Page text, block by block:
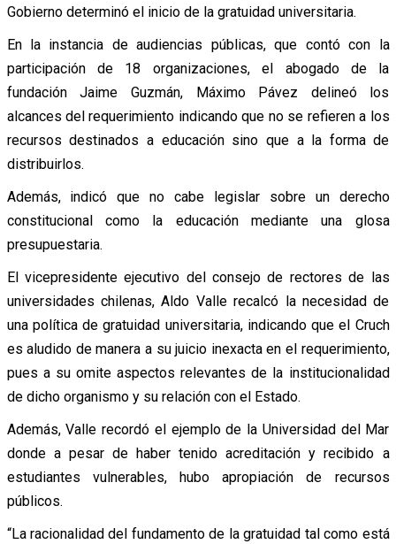
Gobierno determinó el inicio de la gratuidad universitaria.
En la instancia de audiencias públicas, que contó con la
participación de 18 organizaciones, el abogado de la
fundación Jaime Guzmán, Máximo Pávez delineó los
alcances del requerimiento indicando que no se refieren a los
recursos destinados a educación sino que a la forma de
distribuirlos.
Además, indicó que no cabe legislar sobre un derecho
constitucional como la educación mediante una glosa
presupuestaria.
El vicepresidente ejecutivo del consejo de rectores de las
universidades chilenas, Aldo Valle recalcó la necesidad de
una política de gratuidad universitaria, indicando que el Cruch
es aludido de manera a su juicio inexacta en el requerimiento,
pues a su omite aspectos relevantes de la institucionalidad
de dicho organismo y su relación con el Estado.
Además, Valle recordó el ejemplo de la Universidad del Mar
donde a pesar de haber tenido acreditación y recibido a
estudiantes vulnerables, hubo apropiación de recursos
públicos.
“La racionalidad del fundamento de la gratuidad tal como está